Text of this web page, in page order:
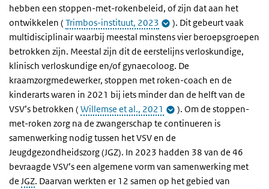
hebben een stoppen-met-rokenbeleid, of zijn dat aan het
ontwikkelen ( Trimbos-instituut, 2023
). Dit gebeurt vaak
multidisciplinair waarbij meestal minstens vier beroepsgroepen
betrokken zijn. Meestal zijn dit de eerstelijns verloskundige,
klinisch verloskundige en/of gynaecoloog. De
kraamzorgmedewerker, stoppen met roken-coach en de
kinderarts waren in 2021 bij iets minder dan de helft van de
VSV’s betrokken ( Willemse et al., 2021
). Om de stoppen-
met-roken zorg na de zwangerschap te continueren is
samenwerking nodig tussen het VSV en de
Jeugdgezondheidszorg (JGZ). In 2023 hadden 38 van de 46
bevraagde VSV’s een algemene vorm van samenwerking met
de JGZ. Daarvan werkten er 12 samen op het gebied van